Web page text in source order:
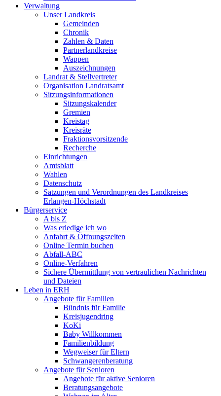
Verwaltung
Unser Landkreis
Gemeinden
Chronik
Zahlen & Daten
Partnerlandkreise
Wappen
Auszeichnungen
Landrat & Stellvertreter
Organisation Landratsamt
Sitzungsinformationen
Sitzungskalender
Gremien
Kreistag
Kreisräte
Fraktionsvorsitzende
Recherche
Einrichtungen
Amtsblatt
Wahlen
Datenschutz
Satzungen und Verordnungen des Landkreises
Erlangen-Höchstadt
Bürgerservice
A bis Z
Was erledige ich wo
Anfahrt & Öffnungszeiten
Online Termin buchen
Abfall-ABC
Online-Verfahren
Sichere Übermittlung von vertraulichen Nachrichten
und Dateien
Leben in ERH
Angebote für Familien
Bündnis für Familie
Kreisjugendring
KoKi
Baby Willkommen
Familienbildung
Wegweiser für Eltern
Schwangerenberatung
Angebote für Senioren
Angebote für aktive Senioren
Beratungsangebote